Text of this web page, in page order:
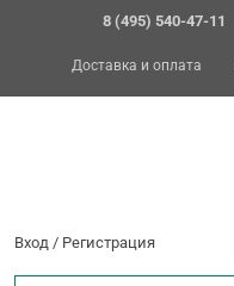
8 (495) 540-47-11
Доставка и оплата
Вход / Регистрация